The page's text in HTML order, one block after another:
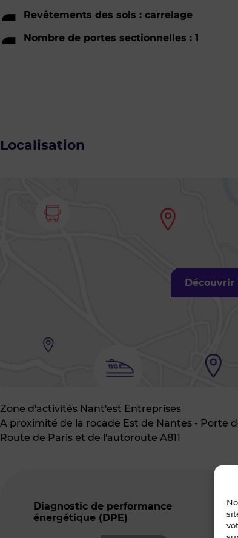
Revêtements des sols : carrelage
Nombre de portes sectionnelles : 1
Localisation
Découvrir
Zone d'activités Nant'est Entreprises
A proximité de la rocade Est de Nantes - Porte
Route de Paris et de l'autoroute A811
Diagnostic de performance
énergétique (DPE)